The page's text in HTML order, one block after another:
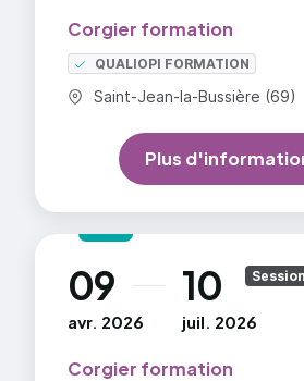
Corgier formation
QUALIOPI FORMATION
Commune :
Saint-Jean-la-Bussière (69)
Plus
09
avr. 2026
au 10
juil. 2026
Corgier formation